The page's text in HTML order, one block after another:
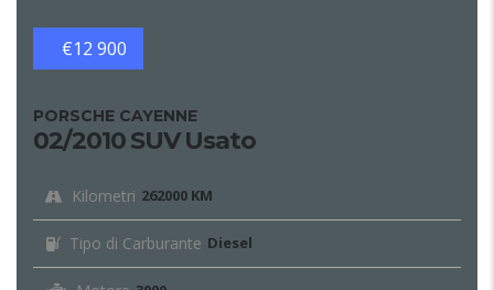
€12 900
PORSCHE CAYENNE
02/2010 SUV Usato
Kilometri 262000 KM
Tipo di Carburante Diesel